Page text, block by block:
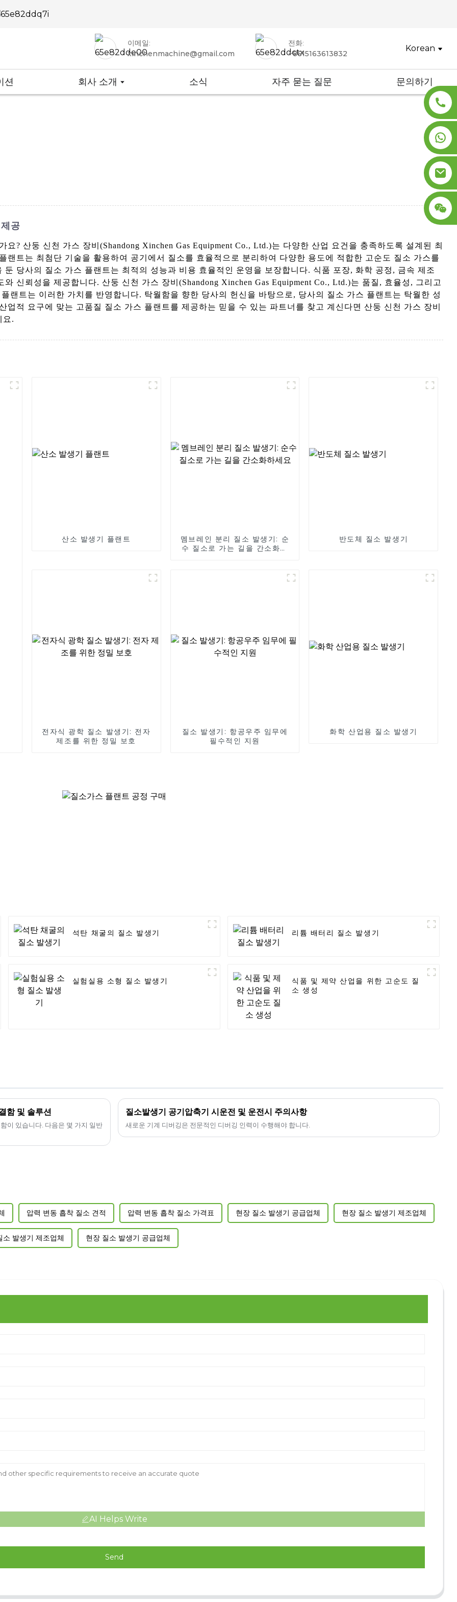
이메일:
xinchenmachine@gmail.com
전화:
+8615163613832
Korean
션 회사 소개 소식 자주 묻는 질문 문의하기
공
? 산둥 신천 가스 장비(Shandong Xinchen Gas Equipment Co., Ltd.)는 다양한 산업 요건을 충족하도록 설계된 최
랜트는 최첨단 기술을 활용하여 공기에서 질소를 효율적으로 분리하여 다양한 용도에 적합한 고순도 질소 가스를
당사의 질소 가스 플랜트는 최적의 성능과 비용 효율적인 운영을 보장합니다. 식품 포장, 화학 공정, 금속 제조
신뢰성을 제공합니다. 산둥 신천 가스 장비(Shandong Xinchen Gas Equipment Co., Ltd.)는 품질, 효율성, 그리고
랜트는 이러한 가치를 반영합니다. 탁월함을 향한 당사의 헌신을 바탕으로, 당사의 질소 가스 플랜트는 탁월한 성
적 요구에 맞는 고품질 질소 가스 플랜트를 제공하는 믿을 수 있는 파트너를 찾고 계신다면 산둥 신천 가스 장비
요.
산소 발생기 플랜트
멤브레인 분리 질소 발생기: 순
수 질소로 가는 길을 간소화하
반도체 질소 발생기
전자식 광학 질소 발생기: 전자
제조를 위한 정밀 보호
질소 발생기: 항공우주 임무에
필수적인 지원
화학 산업용 질소 발생기
석탄 채굴의 질소 발생기 리튬 배터리 질소 발생기
실험실용 소형 질소 발생기
식품 및 제약 산업을 위한 고순도 질
소 생성
함 및 솔루션
이 있습니다. 다음은 몇 가지 일반
질소발생기 공기압축기 시운전 및 운전시 주의사항
새로운 기계 디버깅은 전문적인 디버깅 인력이 수행해야 합니다.
압력 변동 흡착 질소 견적 압력 변동 흡착 질소 가격표 현장 질소 발생기 공급업체 현장 질소 발생기 제조업체
소 발생기 제조업체 현장 질소 발생기 공급업체
AI Helps Write
Send